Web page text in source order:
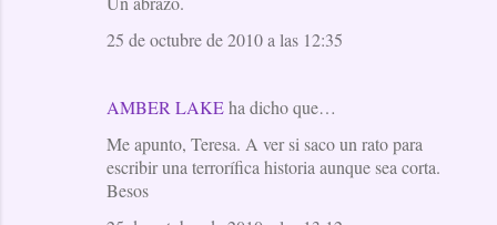
25 de octubre de 2010 a las 12:35
AMBER LAKEha dicho que…
Me apunto, Teresa. A ver si saco un rato para
escribir una terrorífica historia aunque sea corta.
Besos